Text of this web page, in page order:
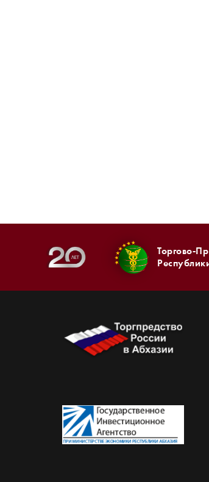
Торгово-